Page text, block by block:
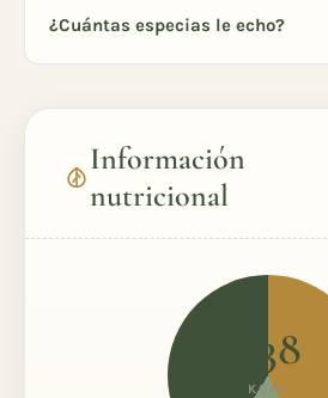
¿Cuántas especias le echo?
Información
nutricional
638
KCAL